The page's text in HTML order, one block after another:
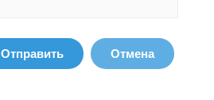
Отправить Отмена